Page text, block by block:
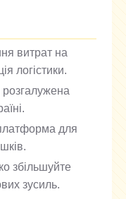
витрат на
логістики.
для
збільшуйте
зусиль.